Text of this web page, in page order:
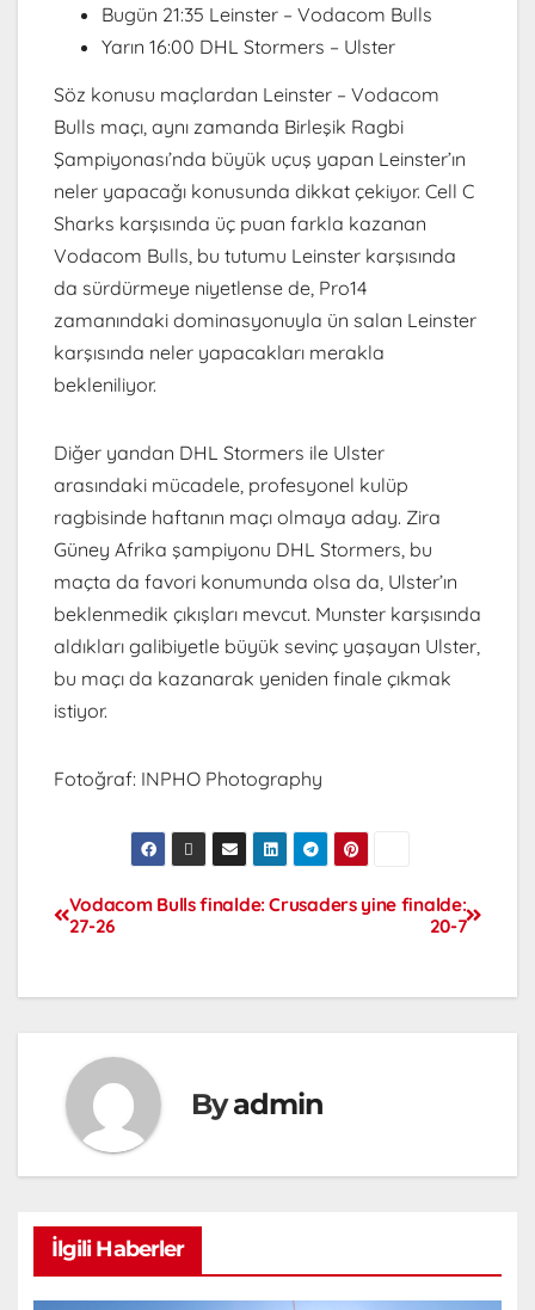
Bugün 21:35 Leinster – Vodacom Bulls
Yarın 16:00 DHL Stormers – Ulster
Söz konusu maçlardan Leinster – Vodacom
Bulls maçı, aynı zamanda Birleşik Ragbi
Şampiyonası’nda büyük uçuş yapan Leinster’ın
neler yapacağı konusunda dikkat çekiyor. Cell C
Sharks karşısında üç puan farkla kazanan
Vodacom Bulls, bu tutumu Leinster karşısında
da sürdürmeye niyetlense de, Pro14
zamanındaki dominasyonuyla ün salan Leinster
karşısında neler yapacakları merakla
bekleniliyor.
Diğer yandan DHL Stormers ile Ulster
arasındaki mücadele, profesyonel kulüp
ragbisinde haftanın maçı olmaya aday. Zira
Güney Afrika şampiyonu DHL Stormers, bu
maçta da favori konumunda olsa da, Ulster’ın
beklenmedik çıkışları mevcut. Munster karşısında
aldıkları galibiyetle büyük sevinç yaşayan Ulster,
bu maçı da kazanarak yeniden finale çıkmak
istiyor.
Fotoğraf: INPHO Photography
Crusaders yine finalde:
20-7
Vodacom Bulls finalde:
27-26
Byadmin
İlgili Haberler